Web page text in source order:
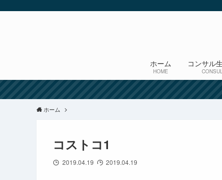
ホーム
HOME
コンサル
ホーム
コストコ1
2019.04.19 2019.04.19